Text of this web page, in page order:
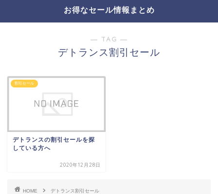
お得なセール情報まとめ
― TAG ―
デトランス割引セール
割引セール
デトランスの割引セールを探
している方へ
2020年12月28日
HOME デトランス割引セール